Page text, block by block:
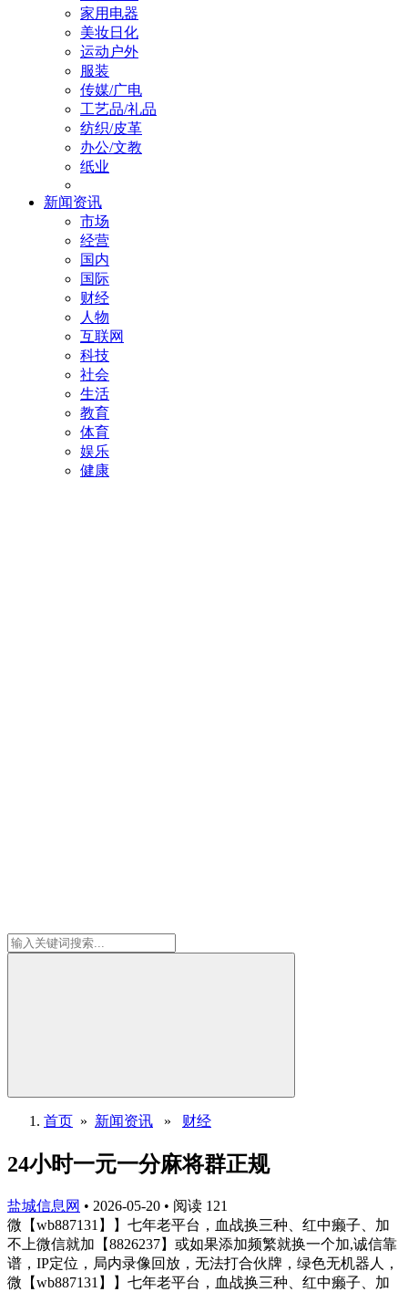
家用电器
美妆日化
运动户外
服装
传媒/广电
工艺品/礼品
纺织/皮革
办公/文教
纸业
新闻资讯
市场
经营
国内
国际
财经
人物
互联网
科技
社会
生活
教育
体育
娱乐
健康
首页 » 新闻资讯 » 财经
24小时一元一分麻将群正规
盐城信息网 • 2026-05-20 • 阅读 121
微【wb887131】】七年老平台，血战换三种、红中癞子、加
不上微信就加【8826237】或如果添加频繁就换一个加,诚信靠
谱，IP定位，局内录像回放，无法打合伙牌，绿色无机器人，
微【wb887131】】七年老平台，血战换三种、红中癞子、加